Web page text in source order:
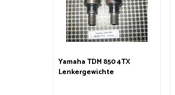
Yamaha TDM 850 4TX
Lenkergewichte